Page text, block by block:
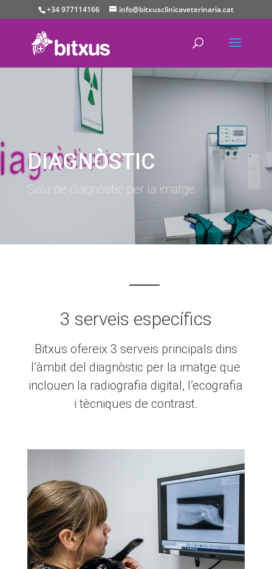
+34 977114166 info@bitxusclinicaveterinaria.cat
DIAGNÒSTIC
Sala de diagnòstic per la imatge
3 serveis específics
Bitxus ofereix 3 serveis principals dins
l’àmbit del diagnòstic per la imatge que
inclouen la radiografia digital, l’ecografia
i tècniques de contrast.